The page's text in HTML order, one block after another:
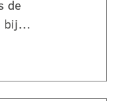
de
bij…